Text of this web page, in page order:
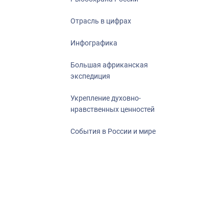
Отрасль в цифрах
Инфографика
Большая африканская
экспедиция
Укрепление духовно-
нравственных ценностей
События в России и мире